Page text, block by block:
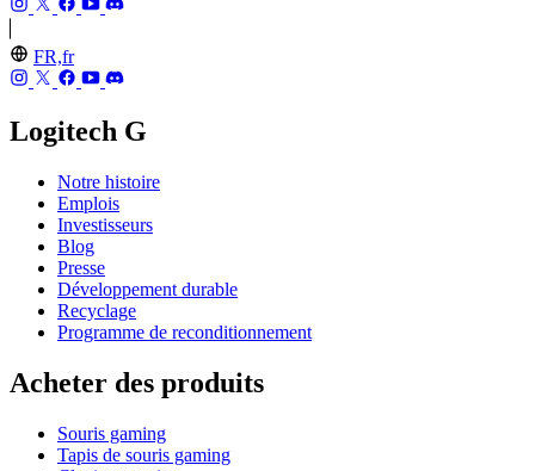
FR,fr
Logitech G
Notre histoire
Emplois
Investisseurs
Blog
Presse
Développement durable
Recyclage
Programme de reconditionnement
Acheter des produits
Souris gaming
Tapis de souris gaming